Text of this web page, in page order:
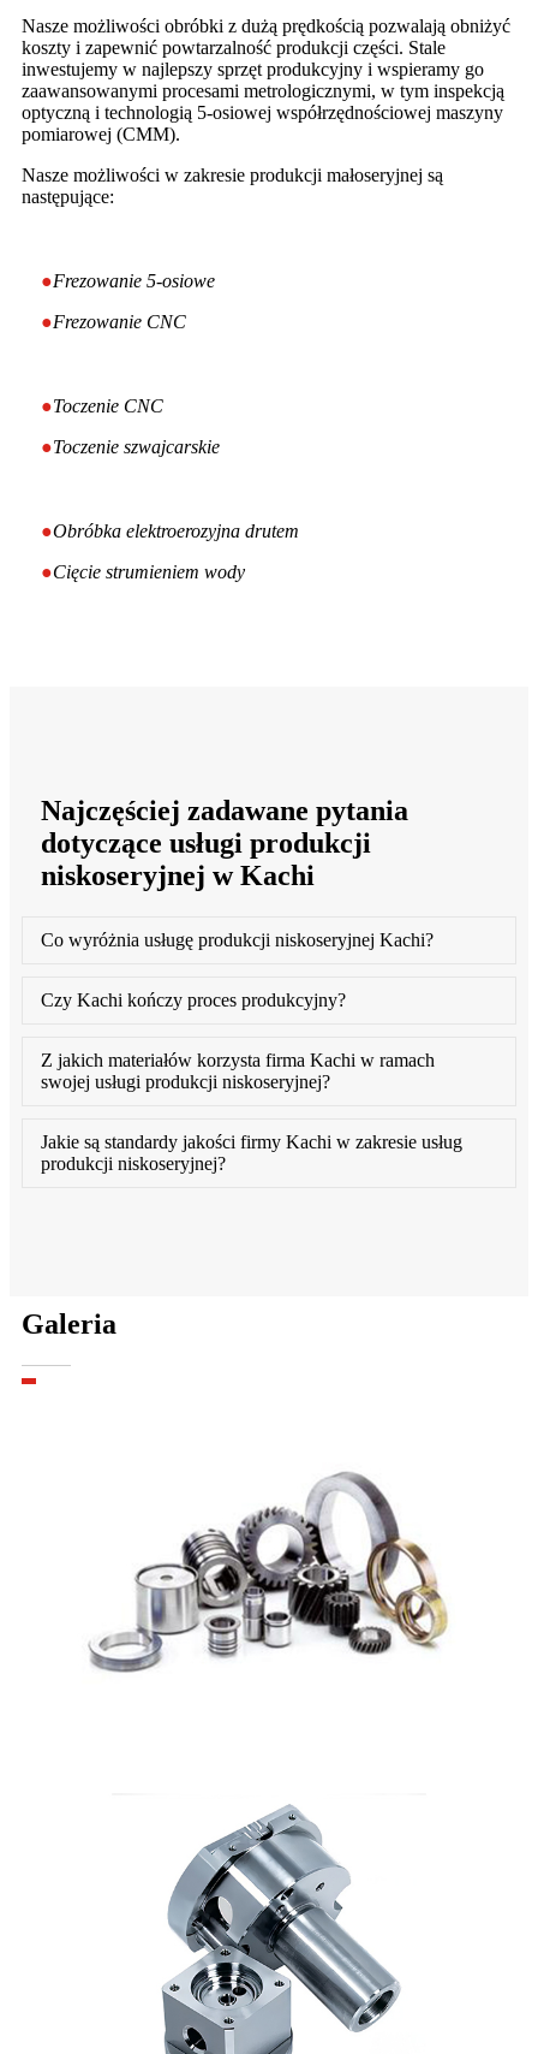
Nasze możliwości obróbki z dużą prędkością pozwalają obniżyć
koszty i zapewnić powtarzalność produkcji części. Stale
inwestujemy w najlepszy sprzęt produkcyjny i wspieramy go
zaawansowanymi procesami metrologicznymi, w tym inspekcją
optyczną i technologią 5-osiowej współrzędnościowej maszyny
pomiarowej (CMM).
Nasze możliwości w zakresie produkcji małoseryjnej są
następujące:
●Frezowanie 5-osiowe
●Frezowanie CNC
●Toczenie CNC
●Toczenie szwajcarskie
●Obróbka elektroerozyjna drutem
●Cięcie strumieniem wody
Najczęściej zadawane pytania
dotyczące usługi produkcji
niskoseryjnej w Kachi
Co wyróżnia usługę produkcji niskoseryjnej Kachi?
Czy Kachi kończy proces produkcyjny?
Z jakich materiałów korzysta firma Kachi w ramach
swojej usługi produkcji niskoseryjnej?
Jakie są standardy jakości firmy Kachi w zakresie usług
produkcji niskoseryjnej?
Galeria